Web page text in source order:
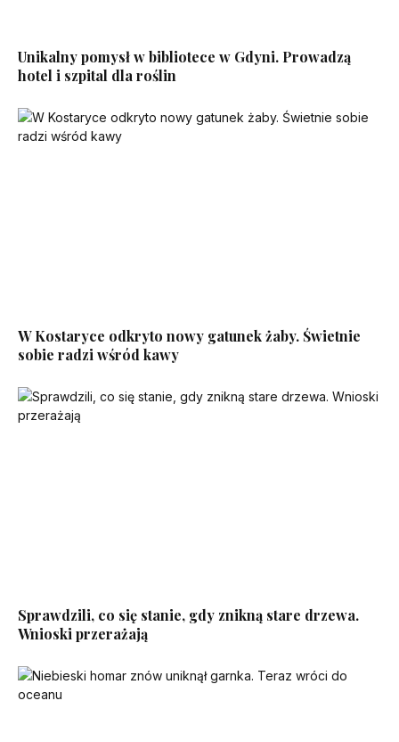
Unikalny pomysł w bibliotece w Gdyni. Prowadzą
hotel i szpital dla roślin
W Kostaryce odkryto nowy gatunek żaby. Świetnie
sobie radzi wśród kawy
Sprawdzili, co się stanie, gdy znikną stare drzewa.
Wnioski przerażają